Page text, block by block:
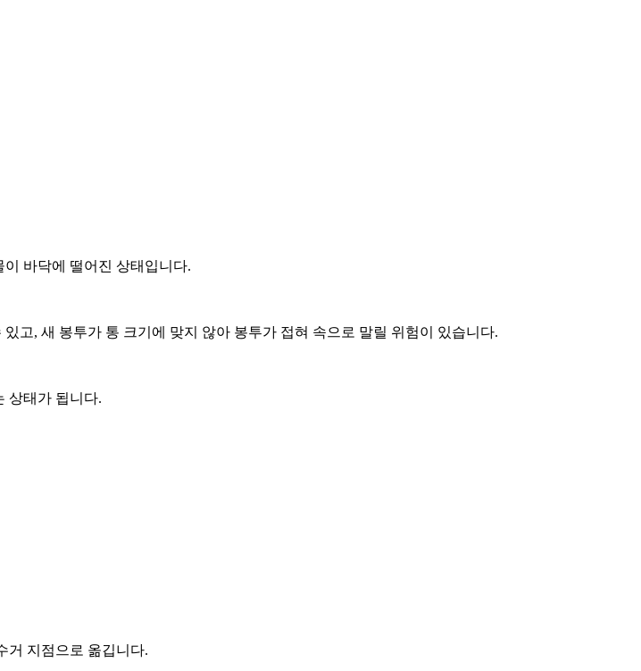
바닥에 떨어진 상태입니다.
고, 새 봉투가 통 크기에 맞지 않아 봉투가 접혀 속으로 말릴 위험이 있습니다.
상태가 됩니다.
거 지점으로 옮깁니다.